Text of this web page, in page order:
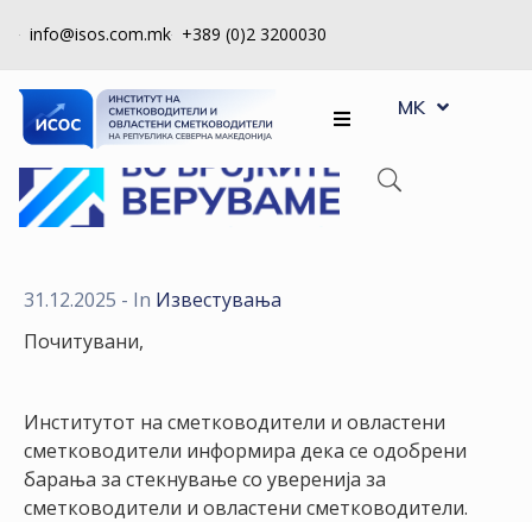
info@isos.com.mk +389 (0)2 3200030
ЗА
НАС
РЕГИСТРИ
КОНТРОЛА
КВАЛИТЕТ
ДА
СТАНАМ
ЧЛЕН
MK
SQ
31.12.2025 - In Известувања
Почитувани,
Институтот на сметководители и овластени
сметководители информира дека се одобрени
барања за стекнување со уверенија за
сметководители и овластени сметководители.